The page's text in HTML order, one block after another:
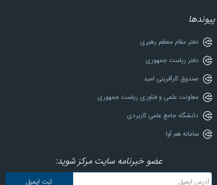
پیوندها
دفتر مقام معظم رهبری
دفتر ریاست جمهوری
صندوق کارآفرینی امید
معاونت علمی و فناوری ریاست جمهوری
دانشگاه جامع علمی کاربردی
سامانه هم آوا
عضو خبرنامه سایت مرکز شوید: